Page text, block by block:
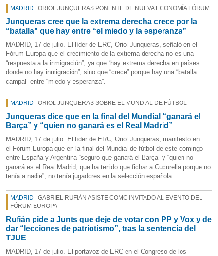
MADRID | ORIOL JUNQUERAS PONENTE DE NUEVA ECONOMÍA FÓRUM
Junqueras cree que la extrema derecha crece por la
“batalla” que hay entre “el miedo y la esperanza”
MADRID, 17 de julio. El líder de ERC, Oriol Junqueras, señaló en el
Fórum Europa que el crecimiento de la extrema derecha no es una
“respuesta a la inmigración”, ya que “hay extrema derecha en países
donde no hay inmigración”, sino que “crece” porque hay una “batalla
campal” entre “miedo y esperanza”.
MADRID | ORIOL JUNQUERAS SOBRE EL MUNDIAL DE FÚTBOL
Junqueras dice que en la final del Mundial “ganará el
Barça” y “quien no ganará es el Real Madrid”
MADRID, 17 de julio. El líder de ERC, Oriol Junqueras, manifestó en
el Fórum Europa que en la final del Mundial de fútbol de este domingo
entre España y Argentina “seguro que ganará el Barça” y “quien no
ganará es el Real Madrid, que ha tenido que fichar a Cucurella porque no
tenía a nadie”, no tenía jugadores en la selección española.
MADRID | GABRIEL RUFIÁN ASISTE COMO INVITADO AL EVENTO DEL
FÓRUM EUROPA
Rufián pide a Junts que deje de votar con PP y Vox y de
dar “lecciones de patriotismo”, tras la sentencia del
TJUE
MADRID, 17 de julio. El portavoz de ERC en el Congreso de los